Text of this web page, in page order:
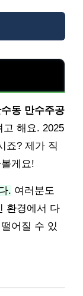
동 만수주공
고 해요. 2025
죠? 제가 직
게요!
. 여러분도
환경에서 다
어질 수 있